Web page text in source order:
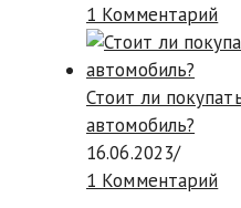
1 Комментарий
Стоит ли
автомобиль?
16.06.2023/
1 Комментарий